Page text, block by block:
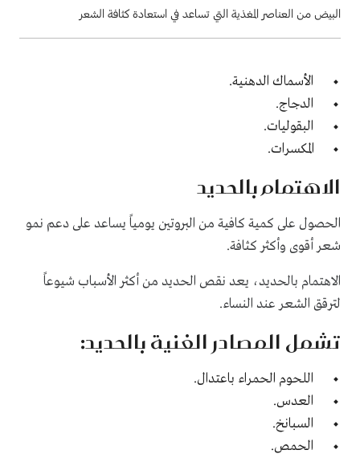
البيض من العناصر المغذية التي تساعد في استعادة كثافة الشعر
الأسماك الدهنية.
الدجاج.
البقوليات.
المكسرات.
الاهتمام بالحديد
الحصول على كمية كافية من البروتين يومياً يساعد على دعم نمو
شعر أقوى وأكثر كثافة.
الاهتمام بالحديد، يعد نقص الحديد من أكثر الأسباب شيوعاً
لترقق الشعر عند النساء.
تشمل المصادر الغنية بالحديد:
اللحوم الحمراء باعتدال.
العدس.
السبانخ.
الحمص.